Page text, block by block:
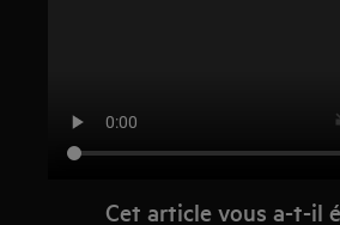
Cet article vous a-t-il